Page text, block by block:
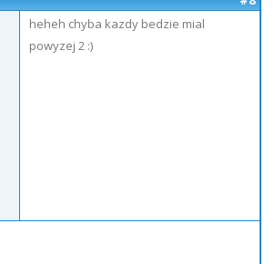
heheh chyba kazdy bedzie mial
powyzej 2 :)